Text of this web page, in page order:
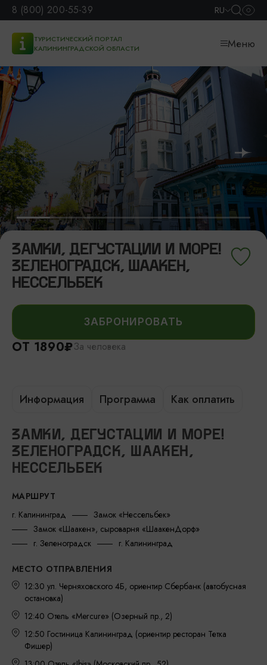
8 (800) 200-55-39 RU
ТУРИСТИЧЕСКИЙ ПОРТАЛ
КАЛИНИНГРАДСКОЙ ОБЛАСТИ
Меню
ЗАМКИ, ДЕГУСТАЦИИ И МОРЕ!
ЗЕЛЕНОГРАДСК, ШААКЕН,
НЕССЕЛЬБЕК
ЗАБРОНИРОВАТЬ
ОТ 1890₽За человека
Информация Программа Как оплатить
ЗАМКИ, ДЕГУСТАЦИИ И МОРЕ!
ЗЕЛЕНОГРАДСК, ШААКЕН,
НЕССЕЛЬБЕК
МАРШРУТ
г. Калининград
Замок «Нессельбек»
Замок «Шаакен», сыроварня «ШаакенДорф»
г. Зеленоградск
г. Калининград
МЕСТО ОТПРАВЛЕНИЯ
12:30 ул. Черняховского 4Б, ориентир Сбербанк (автобусная
остановка)
12:40 Отель «Mercure» (Озерный пр., 2)
12:50 Гостиница Калининград (ориентир ресторан Тетка
Фишер)